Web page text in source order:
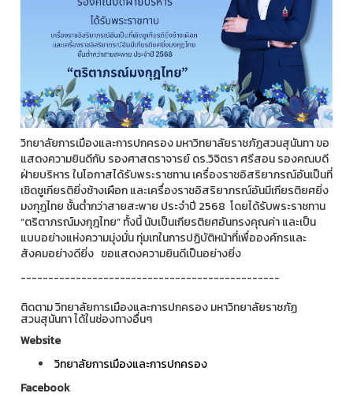
วิทยาลัยการเมืองและการปกครอง มหาวิทยาลัยราชภัฏสวนสุนันทา ขอ
แสดงความยินดีกับ รองศาสตราจารย์ ดร.วิจิตรา ศรีสอน รองคณบดี
ฝ่ายบริหาร ในโอกาสได้รับพระราชทาน เครื่องราชอิสริยาภรณ์อันเป็นที่
เชิดชูเกียรติยิ่งช้างเผือก และเครื่องราชอิสริยาภรณ์อันมีเกียรติยศยิ่ง
มงกุฎไทย ชั้นต่ำกว่าสายสะพาย ประจำปี 2568 โดยได้รับพระราชทาน
“ตริตาภรณ์มงกุฎไทย” ทั้งนี้ นับเป็นเกียรติยศอันทรงคุณค่า และเป็น
แบบอย่างแห่งความมุ่งมั่น ทุ่มเทในการปฏิบัติหน้าที่เพื่อองค์กรและ
สังคมอย่างดียิ่ง ขอแสดงความยินดีเป็นอย่างยิ่ง
-----------------------------------------------
ติดตาม วิทยาลัยการเมืองและการปกครอง มหาวิทยาลัยราชภัฏ
สวนสุนันทา ได้ในช่องทางอื่นๆ
Website
วิทยาลัยการเมืองและการปกครอง
Facebook